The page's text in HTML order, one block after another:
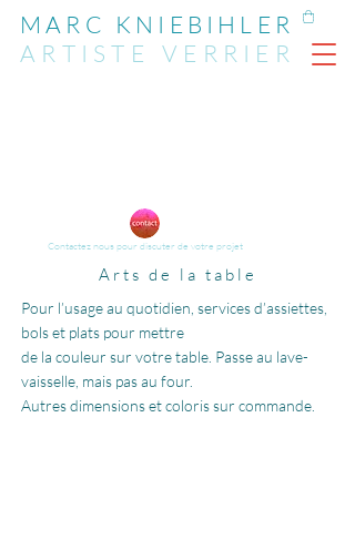
MARC KNIEBIHLER
ARTIST EVERRIER
Contactez nous pour discuter de votre projet
Arts de la table
Pour l’usage au quotidien, services d’assiettes,
bols et plats pour mettre
de la couleur sur votre table. Passe au lave-
vaisselle, mais pas au four.
Autres dimensions et coloris sur commande.